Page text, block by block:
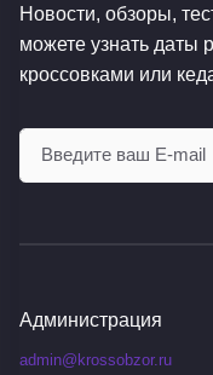
Новости, обзоры,
можете узнать даты
кроссовками или
Администрация
admin@krossobzor.ru